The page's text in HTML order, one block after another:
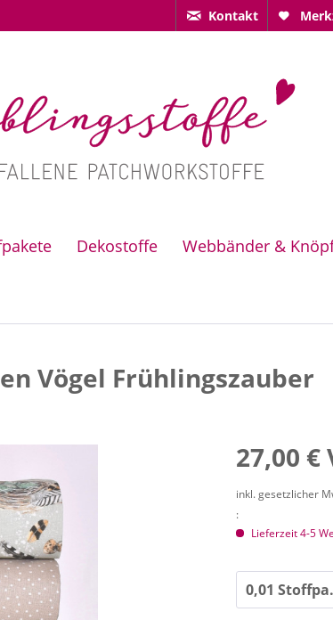
Kontakt
Dekostoffe Webbänder &
Vögel Frühlingszauber
27,00
inkl. gesetzlicher
:
Lieferzeit 4-5